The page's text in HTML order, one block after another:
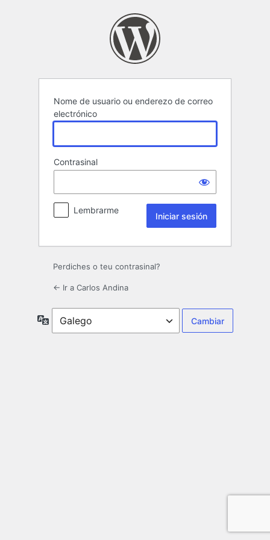
Nome de usuario ou enderezo de correo
electrónico
Contrasinal
Lembrarme
Perdiches o teu contrasinal?
← Ir a Carlos Andina
Idiomas